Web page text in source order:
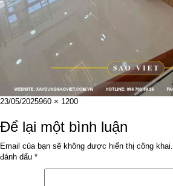
Đăng
ngày
23/05/2025Kích
đầy
đủ
960 × 1200
Để lại một bình luận
Email của bạn sẽ không được hiển thị công khai.
đánh dấu *